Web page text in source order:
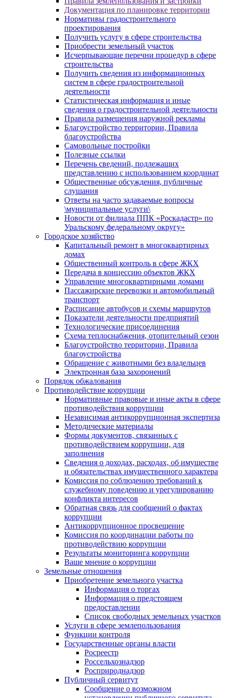
Документация по планировке территории
Нормативы градостроительного
проектирования
Получить услугу в сфере строительства
Приобрести земельный участок
Исчерпывающие перечни процедур в сфере
строительства
Получить сведения из информационных
систем в сфере градостроительной
деятельности
Статистическая информация и иные
сведения о градостроительной деятельности
Правила размещения наружной рекламы
Благоустройство территории, Правила
благоустройства
Самовольные постройки
Полезные ссылки
Перечень сведений, подлежащих
представлению с использованием координат
Общественные обсуждения, публичные
слушания
Ответы на часто задаваемые вопросы
\муниципальные услуги\
Новости от филиала ППК «Роскадастр» по
Уральскому федеральному округу»
Городское хозяйство
Капитальный ремонт в многоквартирных
домах
Общественный контроль в сфере ЖКХ
Передача в концессию объектов ЖКХ
Управление многоквартирными домами
Пассажирские перевозки и автомобильный
транспорт
Расписание автобусов и схемы маршрутов
Показатели деятельности предприятий
Технологические присоединения
Схема теплоснабжения, отопительный сезон
Благоустройство территории, Правила
благоустройства
Обращение с животными без владельцев
Электронная база захоронений
Порядок обжалования
Противодействие коррупции
Нормативные правовые и иные акты в сфере
противодействия коррупции
Независимая антикоррупционная экспертиза
Методические материалы
Формы документов, связанных с
противодействием коррупции, для
заполнения
Сведения о доходах, расходах, об имуществе
и обязательствах имущественного характера
Комиссия по соблюдению требований к
служебному поведению и урегулированию
конфликта интересов
Обратная связь для сообщений о фактах
коррупции
Антикоррупционное просвещение
Комиссия по координации работы по
противодействию коррупции
Результаты мониторинга коррупции
Ваше мнение о коррупции
Земельные отношения
Приобретение земельного участка
Информация о торгах
Информация о предстоящем
предоставлении
Список свободных земельных участков
Услуги в сфере землепользования
Функции контроля
Государственные органы власти
Росреестр
Россельхознадзор
Росприроднадзор
Публичный сервитут
Сообщение о возможном